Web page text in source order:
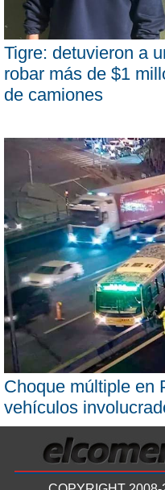
Tigre: detuvieron a
robar más de $1
de camiones
Choque múltiple en
vehículos